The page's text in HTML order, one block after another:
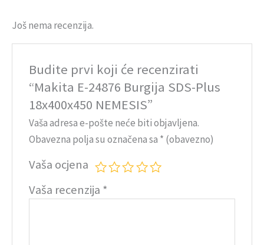
Još nema recenzija.
Budite prvi koji će recenzirati
“Makita E-24876 Burgija SDS-Plus
18x400x450 NEMESIS”
Vaša adresa e-pošte neće biti objavljena.
Obavezna polja su označena sa * (obavezno)
Vaša ocjena
Vaša recenzija *